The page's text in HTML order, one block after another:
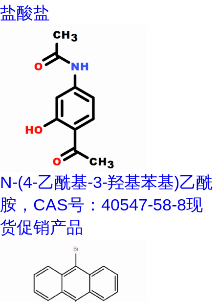
盐酸盐
N-(4-乙酰基-3-羟基苯基)乙酰
胺，CAS号：40547-58-8现
货促销产品